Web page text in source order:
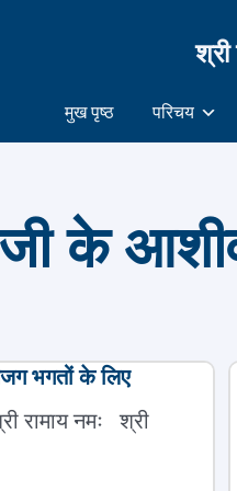
मुख पृष्ठ परिचय
के
भगतों के लिए
रामाय नमः श्री